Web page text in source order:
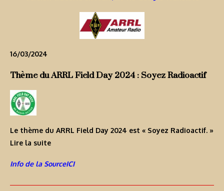
16/03/2024
Thème du ARRL Field Day 2024 : Soyez Radioactif
Le thème du ARRL Field Day 2024 est « Soyez Radioactif. »
Lire la suite
Info de la SourceICI